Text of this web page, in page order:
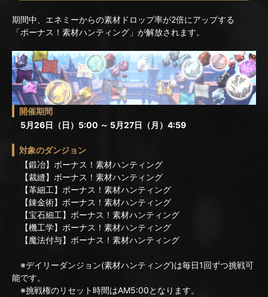
期間中、エネミーからの素材ドロップ率が2倍にアップする
「ボーナス！素材ハンティング」が解放されます。
開催期間
5月26日（日）5:00 ～ 5月27日（月）4:59
対象のダンジョン
【鍛冶】ボーナス！素材ハンティング
【裁縫】ボーナス！素材ハンティング
【革細工】ボーナス！素材ハンティング
【錬金術】ボーナス！素材ハンティング
【宝石細工】ボーナス！素材ハンティング
【機工学】ボーナス！素材ハンティング
【魔法付与】ボーナス！素材ハンティング
※デイリーダンジョン(素材ハンティング)は毎日1回ずつ挑戦可
能です。
※挑戦権のリセット時間はAM5:00となります。